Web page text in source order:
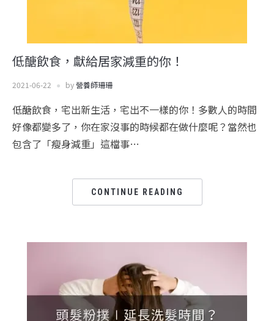
低醣飲食，獻給居家減重的你！
2021-06-22 by營養師珊珊
低醣飲食，宅出新生活，宅出不一樣的你！多數人的時間
好像都變多了，你在家沒事的時候都在做什麼呢？當然也
包含了「瘦身減重」這檔事…
CONTINUE READING